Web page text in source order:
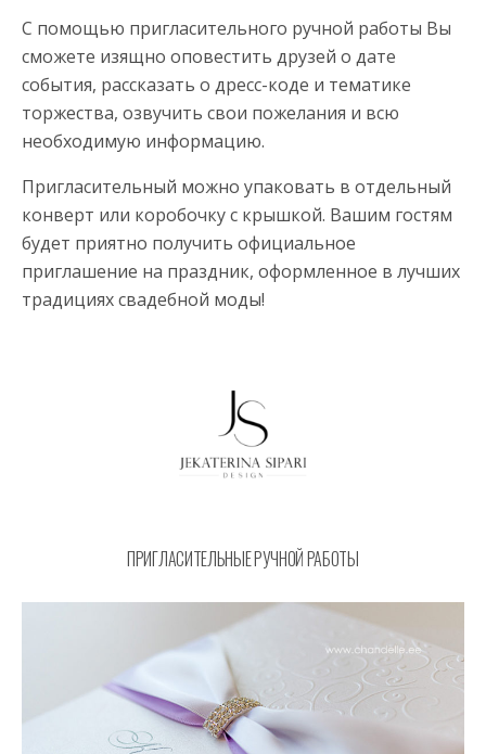
С помощью пригласительного ручной работы Вы
сможете изящно оповестить друзей о дате
события, рассказать о дресс-коде и тематике
торжества, озвучить свои пожелания и всю
необходимую информацию.
Пригласительный можно упаковать в отдельный
конверт или коробочку с крышкой. Вашим гостям
будет приятно получить официальное
приглашение на праздник, оформленное в лучших
традициях свадебной моды!
ПРИГЛАСИТЕЛЬНЫЕ РУЧНОЙ РАБОТЫ